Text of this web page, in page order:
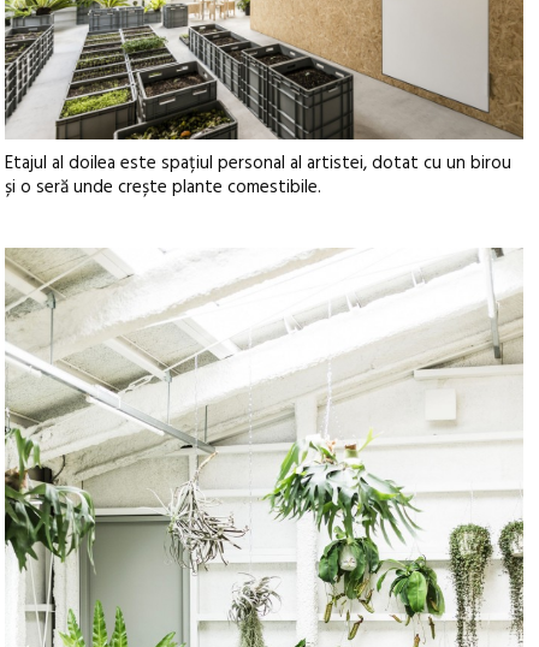
Etajul al doilea este spațiul personal al artistei, dotat cu un birou
și o seră unde crește plante comestibile.